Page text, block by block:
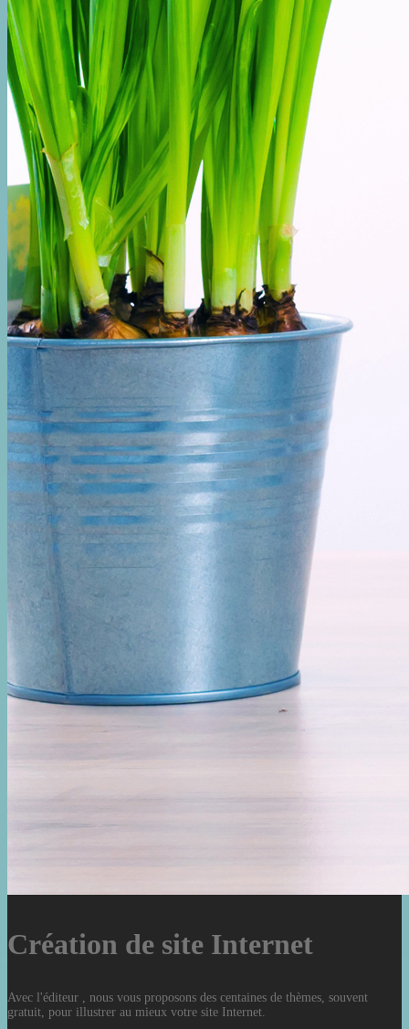
Création de site Internet
Avec l'éditeur , nous vous proposons des centaines de thèmes, souvent
gratuit, pour illustrer au mieux votre site Internet.